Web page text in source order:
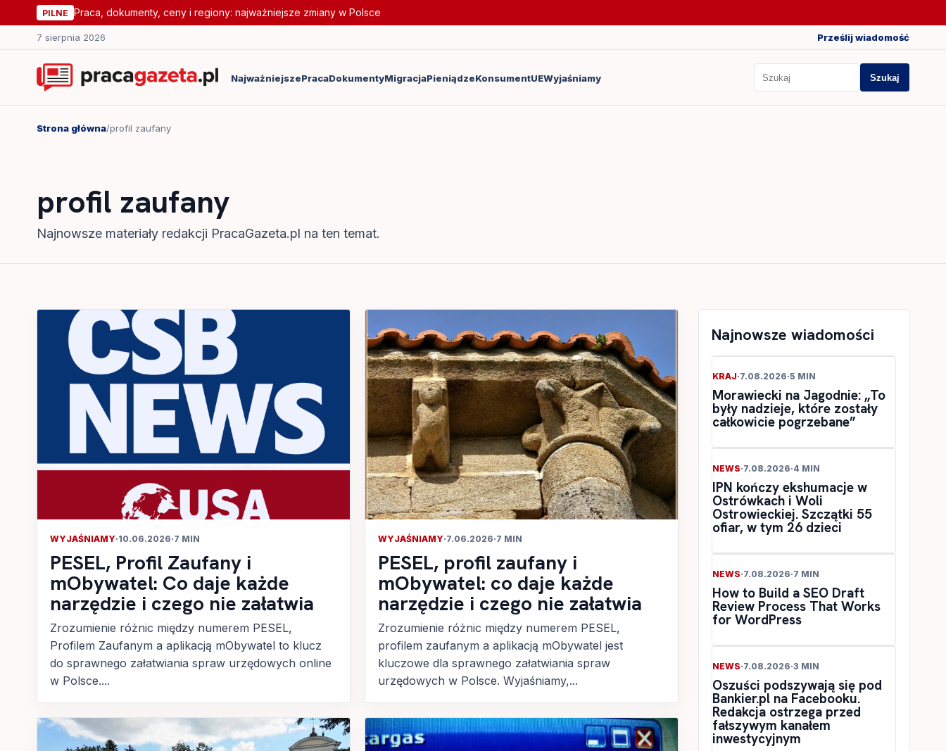
PILNE Praca, dokumenty, ceny i regiony: najważniejsze zmiany w Polsce
7 sierpnia 2026 Prześlij wiadomość
NajważniejszePracaDokumentyMigracjaPieniądzeKonsumentUEWyjaśniamy Szukaj
Szukaj
Strona główna/profil zaufany
profil zaufany
Najnowsze materiały redakcji PracaGazeta.pl na ten temat.
WYJAŚNIAMY·10.06.2026·7 MIN
PESEL, Profil Zaufany i
mObywatel: Co daje każde
narzędzie i czego nie załatwia
Zrozumienie różnic między numerem PESEL,
Profilem Zaufanym a aplikacją mObywatel to klucz
do sprawnego załatwiania spraw urzędowych online
w Polsce....
WYJAŚNIAMY·7.06.2026·7 MIN
PESEL, profil zaufany i
mObywatel: co daje każde
narzędzie i czego nie załatwia
Zrozumienie różnic między numerem PESEL,
profilem zaufanym a aplikacją mObywatel jest
kluczowe dla sprawnego załatwiania spraw
urzędowych w Polsce. Wyjaśniamy,...
Najnowsze wiadomości
KRAJ·7.08.2026·5 MIN
Morawiecki na Jagodnie: „To
były nadzieje, które zostały
całkowicie pogrzebane”
NEWS·7.08.2026·4 MIN
IPN kończy ekshumacje w
Ostrówkach i Woli
Ostrowieckiej. Szczątki 55
ofiar, w tym 26 dzieci
NEWS·7.08.2026·7 MIN
How to Build a SEO Draft
Review Process That Works
for WordPress
NEWS·7.08.2026·3 MIN
Oszuści podszywają się pod
Bankier.pl na Facebooku.
Redakcja ostrzega przed
fałszywym kanałem
inwestycyjnym